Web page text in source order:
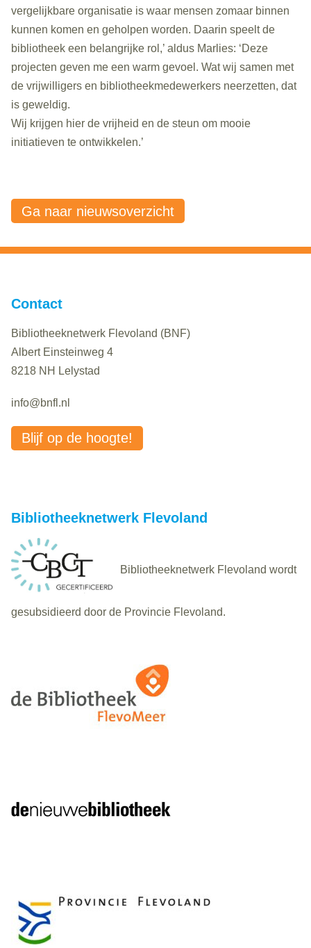
vergelijkbare organisatie is waar mensen zomaar binnen
kunnen komen en geholpen worden. Daarin speelt de
bibliotheek een belangrijke rol,’ aldus Marlies: ‘Deze
projecten geven me een warm gevoel. Wat wij samen met
de vrijwilligers en bibliotheekmedewerkers neerzetten, dat
is geweldig.
Wij krijgen hier de vrijheid en de steun om mooie
initiatieven te ontwikkelen.’
Ga naar nieuwsoverzicht
Contact
Bibliotheeknetwerk Flevoland (BNF)
Albert Einsteinweg 4
8218 NH Lelystad
info@bnfl.nl
Blijf op de hoogte!
Bibliotheeknetwerk Flevoland
Bibliotheeknetwerk Flevoland wordt
gesubsidieerd door de Provincie Flevoland.